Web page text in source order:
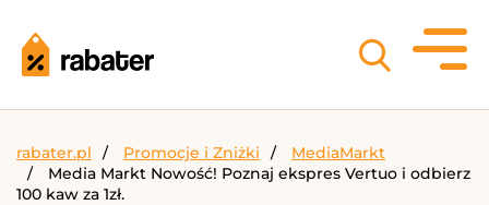
rabater.pl Promocje i Zniżki
MediaMarkt
Media Markt Nowość! Poznaj ekspres Vertuo i odbierz
100 kaw za 1zł.